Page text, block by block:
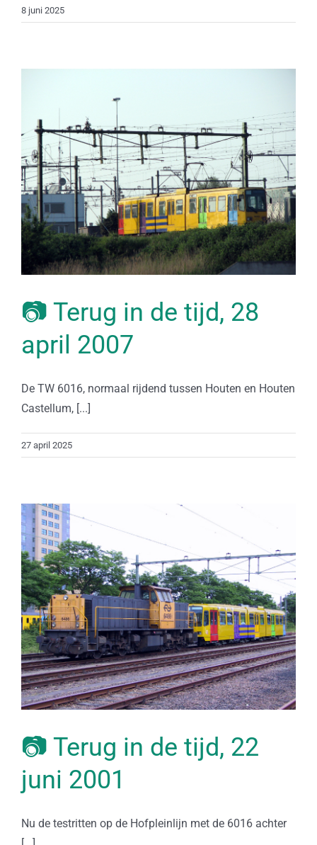
8 juni 2025
📷 Terug in de tijd, 28
april 2007
De TW 6016, normaal rijdend tussen Houten en Houten
Castellum, [...]
27 april 2025
📷 Terug in de tijd, 22
juni 2001
Nu de testritten op de Hofpleinlijn met de 6016 achter